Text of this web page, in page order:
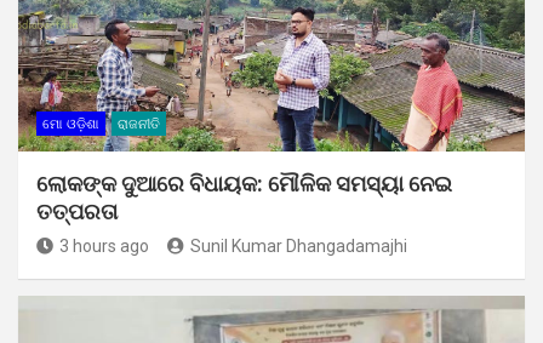
ମୋ ଓଡ଼ିଶା ରାଜନୀତି
ଲୋକଙ୍କ ଦୁଆରେ ବିଧାୟକ: ମୌଳିକ ସମସ୍ୟା ନେଇ
ତତ୍ପରତା
3 hours ago Sunil Kumar Dhangadamajhi